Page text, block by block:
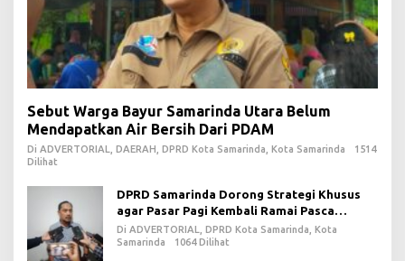
Sebut Warga Bayur Samarinda Utara Belum
Mendapatkan Air Bersih Dari PDAM
Di ADVERTORIAL, DAERAH, DPRD Kota Samarinda, Kota Samarinda
1514
Dilihat
DPRD Samarinda Dorong Strategi Khusus
agar Pasar Pagi Kembali Ramai Pasca
Revitalisasi
Di ADVERTORIAL, DPRD Kota Samarinda, Kota
Samarinda
1064 Dilihat